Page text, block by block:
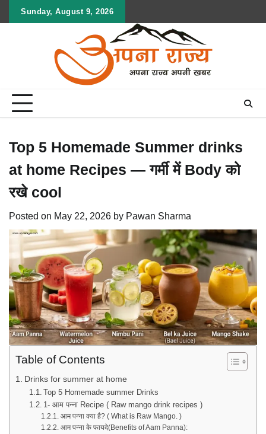
Sunday, August 9, 2026
Top 5 Homemade Summer drinks
at home Recipes — गर्मी में Body को
रखे cool
Posted on May 22, 2026 by Pawan Sharma
Table of Contents
Drinks for summer at home
Top 5 Homemade summer Drinks
1- आम पन्ना Recipe ( Raw mango drink recipes )
आम पन्ना क्या है? ( What is Raw Mango. )
आम पन्ना के फायदे(Benefits of Aam Panna):